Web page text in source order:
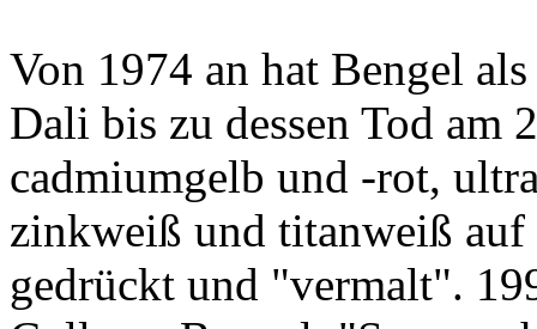
Von 1974 an hat Bengel
Dali bis zu dessen Tod am
cadmiumgelb und -rot,
zinkweiß und titanweiß
gedrückt und "vermalt".